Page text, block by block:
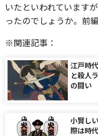
いたといわれています
ったのでしょうか。前
※関連記事：
江戸時
と殺人
の闘い
小賢し
際は時